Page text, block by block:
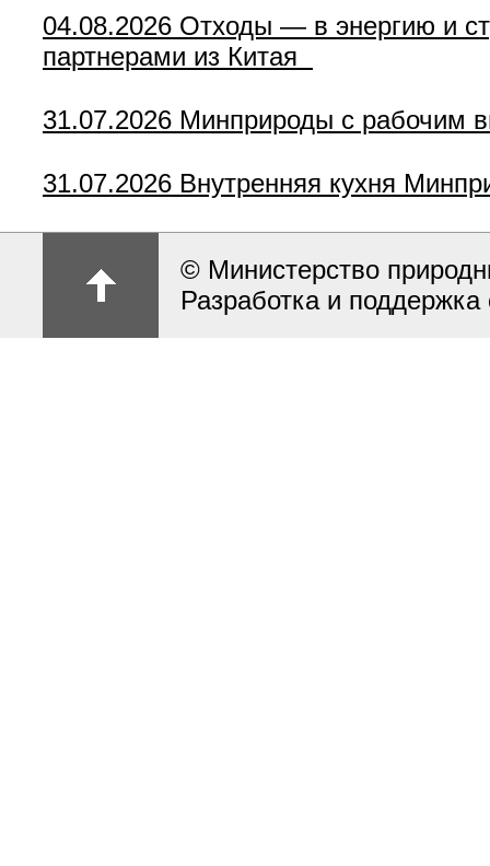
04.08.2026 Отходы — в энергию и
партнерами из Китая
31.07.2026 Минприроды с рабочим
31.07.2026 Внутренняя кухня
© Министерство
Разработка и